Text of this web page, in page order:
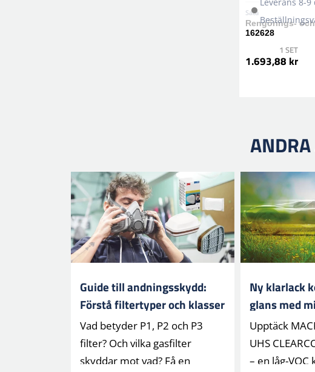
Sata
Rengörings-
162628
1 SET
1.693,88 kr
Guide till andningsskydd:
Förstå filtertyper och klasser
(P1, P2, P3)
Vad betyder P1, P2 och P3
filter? Och vilka gasfilter
skyddar mot vad? Få en
Ny klarlack
glans med
Upptäck
UHS
– en låg-VOC